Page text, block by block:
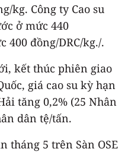
kg. Công ty Cao su
ở mức 440
400 đồng/DRC/kg./.
kết thúc phiên giao
giá cao su kỳ hạn
tăng 0,2% (25 Nhân
dân tệ/tấn.
tháng 5 trên Sàn OSE